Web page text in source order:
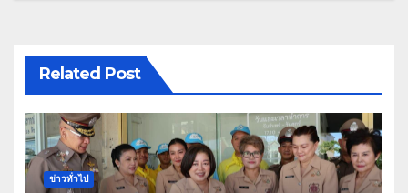
Related Post
ข่าวทั่วไป